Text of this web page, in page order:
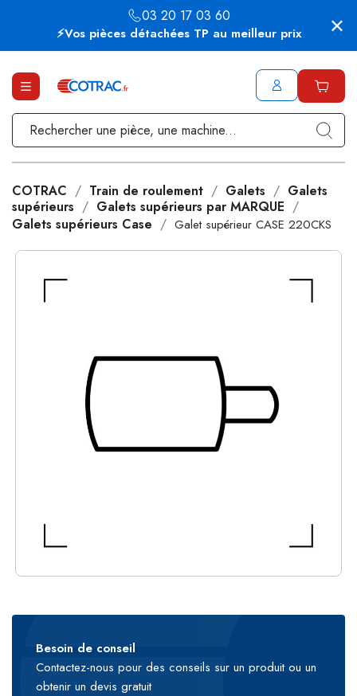
⚡Vos pièces détachées TP au meilleur prix
03 20 17 03 60
COTRAC Train de roulement Galets
Galets
supérieurs
Galets supérieurs par MARQUE
Galets supérieurs Case
Galet supérieur CASE 220CKS
Besoin de conseil
Contactez-nous pour des conseils sur un produit ou un
obtenir un devis gratuit